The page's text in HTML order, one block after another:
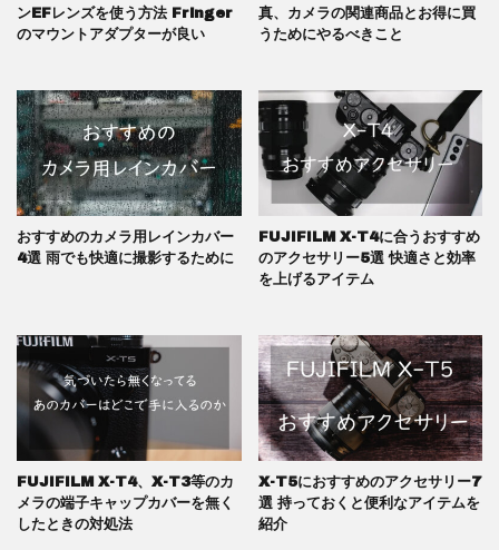
ンEFレンズを使う方法 Fringer
のマウントアダプターが良い
真、カメラの関連商品とお得に買
うためにやるべきこと
おすすめのカメラ用レインカバー
4選 雨でも快適に撮影するために
FUJIFILM X-T4に合うおすすめ
のアクセサリー5選 快適さと効率
を上げるアイテム
FUJIFILM X-T4、X-T3等のカ
メラの端子キャップカバーを無く
したときの対処法
X-T5におすすめのアクセサリー7
選 持っておくと便利なアイテムを
紹介